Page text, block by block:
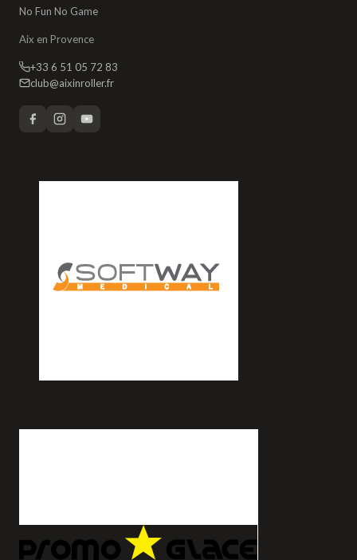
No Fun No Game
Aix en Provence
+33 6 51 05 72 83
club@aixinroller.fr